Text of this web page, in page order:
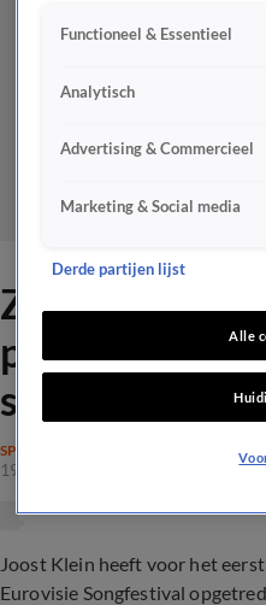
ZIEN: Dit
podium na
SPRAAKMAKEND
19 mei 2024, 21:25
Joost Klein heeft voor het
Eurovisie Songfestival
Functioneel & Essentieel
Analytisch
Advertising & Commercieel
Marketing & Social media
Derde partijen lijst
Alle